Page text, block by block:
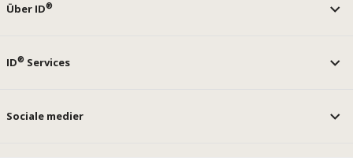
Über ID®
ID® Services
Sociale medier